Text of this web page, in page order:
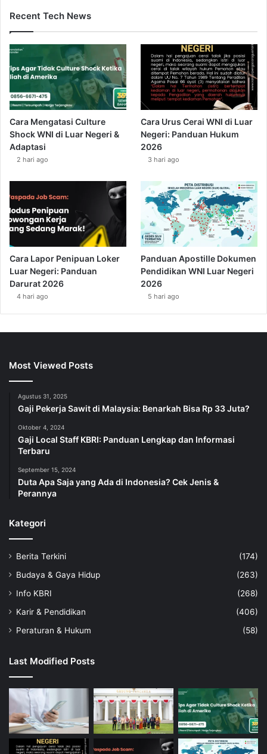
Recent Tech News
Cara Mengatasi Culture
Shock WNI di Luar Negeri &
Adaptasi
2 hari ago
Cara Urus Cerai WNI di Luar
Negeri: Panduan Hukum
2026
3 hari ago
Cara Lapor Penipuan Loker
Luar Negeri: Panduan
Darurat 2026
4 hari ago
Panduan Apostille Dokumen
Pendidikan WNI Luar Negeri
2026
5 hari ago
Most Viewed Posts
Agustus 31, 2025
Gaji Pekerja Sawit di Malaysia: Benarkah Bisa Rp 33 Juta?
Oktober 4, 2024
Gaji Local Staff KBRI: Panduan Lengkap dan Informasi
Terbaru
September 15, 2024
Duta Apa Saja yang Ada di Indonesia? Cek Jenis &
Perannya
Kategori
Berita Terkini
(174)
Budaya & Gaya Hidup
(263)
Info KBRI
(268)
Karir & Pendidikan
(406)
Peraturan & Hukum
(58)
Last Modified Posts